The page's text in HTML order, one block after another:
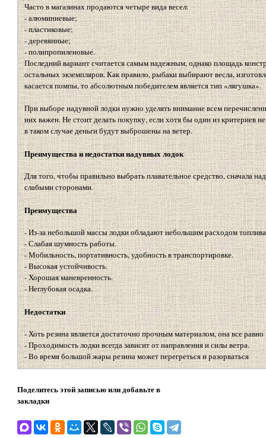
Часто в магазинах продаются четыре вида весел:
- алюминиевые;
- пластиковые;
- деревянные;
- полипропиленовые.
Последний вариант считается самым надежным, однако площадь
остальных экземпляров. Как правило, рыбаки выбирают весла,
касается помпы, то абсолютным победителем является тип «лягушка».
При выборе надувной лодки нужно уделять внимание всем
них важен. Не стоит делать покупку, если хотя бы один из критериев
в таком случае деньги будут выброшены на ветер.
Преимущества и недостатки надувных лодок
Для того, чтобы правильно выбрать плавательное средство, сначала
слабыми сторонами.
Преимущества
- Из-за небольшой массы лодки обладают небольшим расходом
- Слабая шумность работы.
- Мобильность, портативность, удобность в транспортировке.
- Высокая устойчивость.
- Хорошая маневренность.
- Неглубокая осадка.
Недостатки
- Хоть резина является достаточно прочным материалом, она все
- Проходимость лодки всегда зависит от направления и силы ветра.
- Во время большой жары резина может перегреться и разорваться
Поделитесь этой записью или добавьте в
закладки